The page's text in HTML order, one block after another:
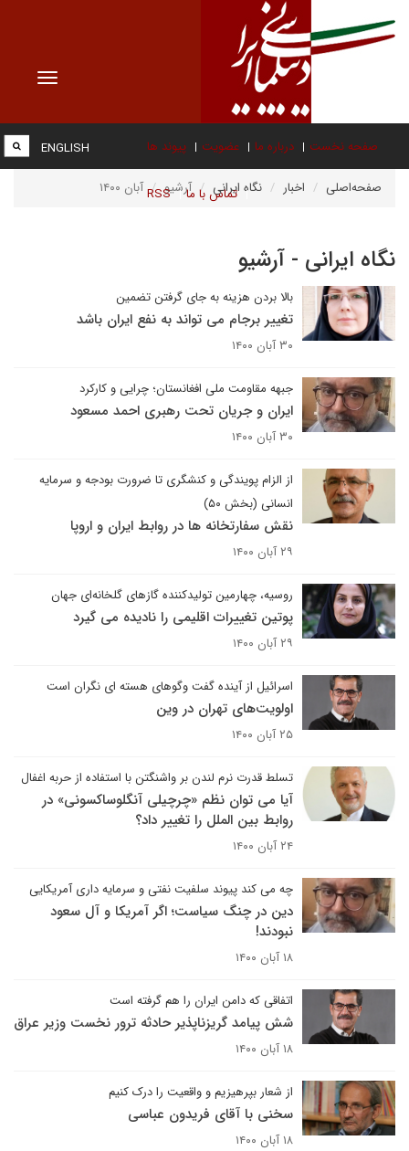
Toggle
صفحه نخست درباره ما عضویت پیوند ها
تماس با ما RSS
ENGLISH
صفحه‌اصلی اخبار نگاه ایرانی آرشیو آبان ۱۴۰۰
نگاه ایرانی - آرشیو
بالا بردن هزینه به جای گرفتن تضمین
تغییر برجام می تواند به نفع ایران باشد
۳۰ آبان ۱۴۰۰
جبهه مقاومت ملی افغانستان؛ چرایی و کارکرد
ایران و جریان تحت رهبری احمد مسعود
۳۰ آبان ۱۴۰۰
از الزام پویندگی و کنشگری تا ضرورت بودجه و سرمایه
انسانی (بخش ۵۰)
نقش سفارتخانه ها در روابط ایران و اروپا
۲۹ آبان ۱۴۰۰
روسیه، چهارمین تولیدکننده گازهای گلخانه‌ای جهان
پوتین تغییرات اقلیمی را نادیده می گیرد
۲۹ آبان ۱۴۰۰
اسرائیل از آینده گفت وگوهای هسته ای نگران است
اولویت‌های تهران در وین
۲۵ آبان ۱۴۰۰
تسلط قدرت نرم لندن بر واشنگتن با استفاده از حربه اغفال
آیا می توان نظم «چرچیلی آنگلوساکسونی» در
روابط بین الملل را تغییر داد؟
۲۴ آبان ۱۴۰۰
چه می کند پیوند سلفیت نفتی و سرمایه داری آمریکایی
دین در چنگ سیاست؛ اگر آمریکا و آل سعود
نبودند!
۱۸ آبان ۱۴۰۰
اتفاقی که دامن ایران را هم گرفته است
شش پیامد گریزناپذیر حادثه ترور نخست وزیر عراق
۱۸ آبان ۱۴۰۰
از شعار بپرهیزیم و واقعیت را درک کنیم
سخنی با آقای فریدون عباسی
۱۸ آبان ۱۴۰۰